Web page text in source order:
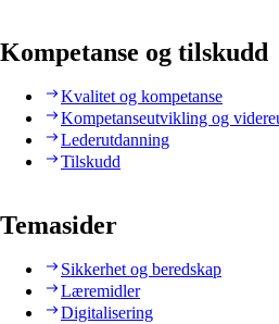
Kompetanse og tilskudd
Kvalitet og kompetanse
Kompetanseutvikling og
Lederutdanning
Tilskudd
Temasider
Sikkerhet og beredskap
Læremidler
Digitalisering